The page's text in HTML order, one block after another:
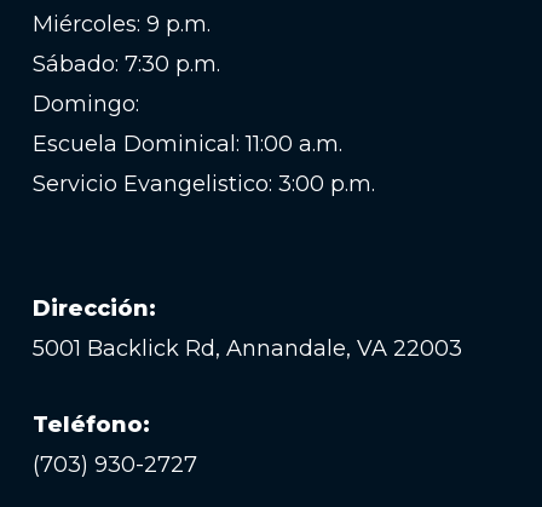
Miércoles: 9 p.m.
Sábado: 7:30 p.m.
Domingo:
Escuela Dominical: 11:00 a.m.
Servicio Evangelistico: 3:00 p.m.
Dirección:
5001 Backlick Rd, Annandale, VA 22003
Teléfono:
(703) 930-2727